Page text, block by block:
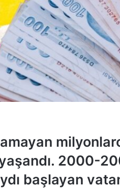
2000-
başlayan